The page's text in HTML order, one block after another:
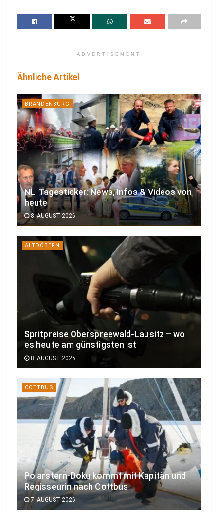
ADVERTISEMENT
Ähnliche Artikel
BRANDENBURG
NL-Tagesticker: News, Infos & Videos von
heute
8. AUGUST 2026
ALTDÖBERN
Spritpreise Oberspreewald-Lausitz – wo
es heute am günstigsten ist
8. AUGUST 2026
COTTBUS
Polarstern-Doku kommt mit Kapitän und
Regisseurin nach Cottbus
7. AUGUST 2026